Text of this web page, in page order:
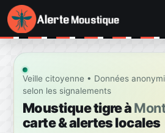
Veille citoyenne • Données
selon les signalements
Moustique tigre à
carte & alertes locales